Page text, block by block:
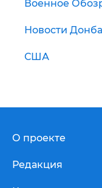
Военное
Новости
США
О проекте
Редакция